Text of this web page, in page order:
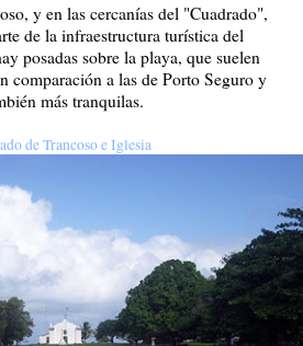
y en las cercanías del "Cuadrado",
de la infraestructura turística del
posadas sobre la playa, que suelen
comparación a las de Porto Seguro y
más tranquilas.
de Trancoso e Iglesia